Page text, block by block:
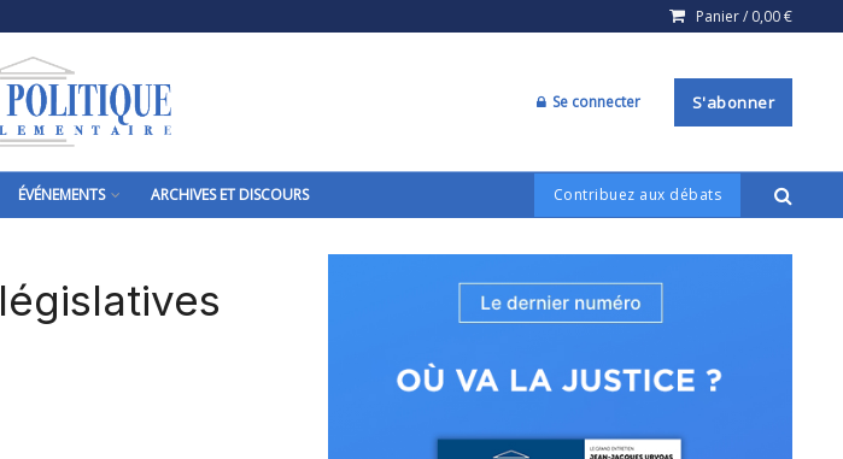
Panier / 0,00€
Se connecter S'abonner
ÉVÉNEMENTS ARCHIVES ET DISCOURS Contribuez aux débats